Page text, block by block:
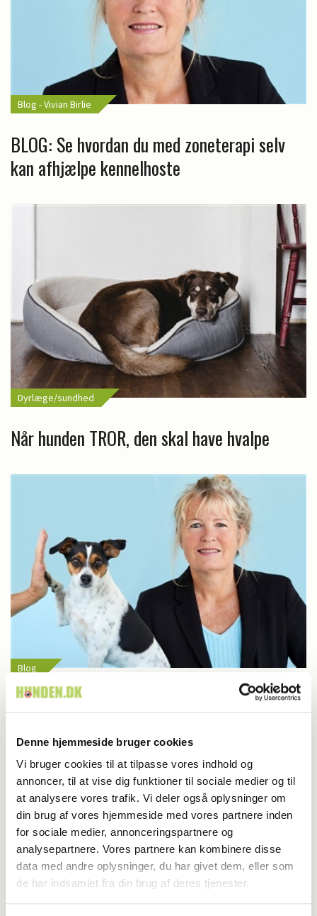
Denne hjemmeside bruger cookies
Vi bruger cookies til at tilpasse vores indhold og
annoncer, til at vise dig funktioner til sociale medier og til
at analysere vores trafik. Vi deler også oplysninger om
din brug af vores hjemmeside med vores partnere inden
for sociale medier, annonceringspartnere og
analysepartnere. Vores partnere kan kombinere disse
data med andre oplysninger, du har givet dem, eller som
de har indsamlet fra din brug af deres tjenester.
Blog - Vivian Birlie
BLOG: Se hvordan du med zoneterapi selv
kan afhjælpe kennelhoste
Dyrlæge/sundhed
Når hunden TROR, den skal have hvalpe
Blog
BLOG: Sallys historie -del 2 - Sallys ben
reddet fra amputation